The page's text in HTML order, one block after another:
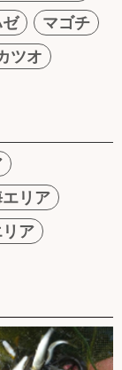
マゴチ
ツオ
リア
リア